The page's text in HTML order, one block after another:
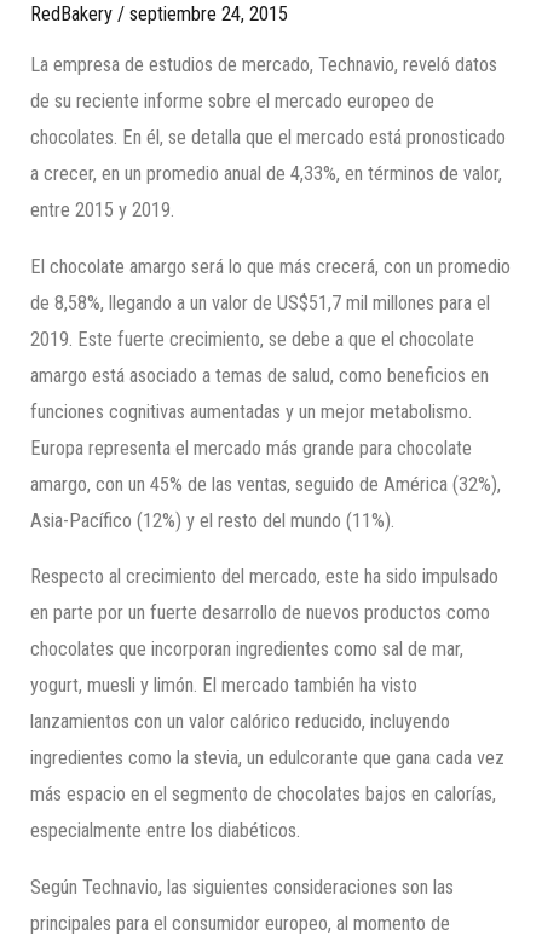
RedBakery /septiembre 24, 2015
La empresa de estudios de mercado, Technavio, reveló datos
de su reciente informe sobre el mercado europeo de
chocolates. En él, se detalla que el mercado está pronosticado
a crecer, en un promedio anual de 4,33%, en términos de valor,
entre 2015 y 2019.
El chocolate amargo será lo que más crecerá, con un promedio
de 8,58%, llegando a un valor de US$51,7 mil millones para el
2019. Este fuerte crecimiento, se debe a que el chocolate
amargo está asociado a temas de salud, como beneficios en
funciones cognitivas aumentadas y un mejor metabolismo.
Europa representa el mercado más grande para chocolate
amargo, con un 45% de las ventas, seguido de América (32%),
Asia-Pacífico (12%) y el resto del mundo (11%).
Respecto al crecimiento del mercado, este ha sido impulsado
en parte por un fuerte desarrollo de nuevos productos como
chocolates que incorporan ingredientes como sal de mar,
yogurt, muesli y limón. El mercado también ha visto
lanzamientos con un valor calórico reducido, incluyendo
ingredientes como la stevia, un edulcorante que gana cada vez
más espacio en el segmento de chocolates bajos en calorías,
especialmente entre los diabéticos.
Según Technavio, las siguientes consideraciones son las
principales para el consumidor europeo, al momento de